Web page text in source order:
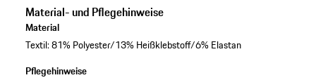
Material- und Pflegehinweise
Material
Textil: 81% Polyester/13% Heißklebstoff/6% Elastan
Pflegehinweise